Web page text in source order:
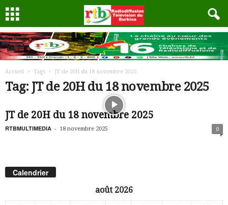
Accueil Tags JT de 20H du 18 novembre 2025
Tag: JT de 20H du 18 novembre 2025
JT de 20H du 18 novembre 2025
RTBMULTIMEDIA - 18 novembre 2025 0
Calendrier
août 2026